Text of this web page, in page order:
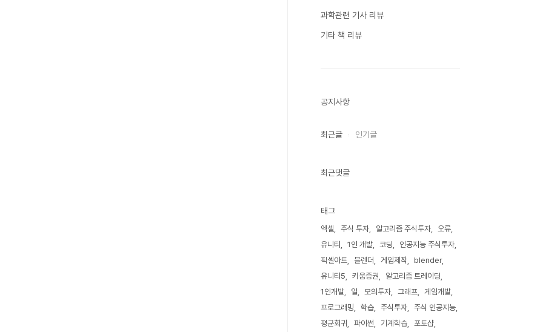
과학관련 기사 리뷰
기타 책 리뷰
공지사항
최근글 인기글
최근댓글
태그
엑셀 주식 투자 알고리즘 주식투자
오류
유니티
1인 개발 코딩
인공지능 주식투자
픽셀아트
블렌더 게임제작
blender
유니티5
키움증권
알고리즘 트레이딩
1인개발
일 모의투자 그래프
게임개발
프로그래밍
학습 주식투자
주식 인공지능
평균회귀
파이썬 기계학습 포토샵